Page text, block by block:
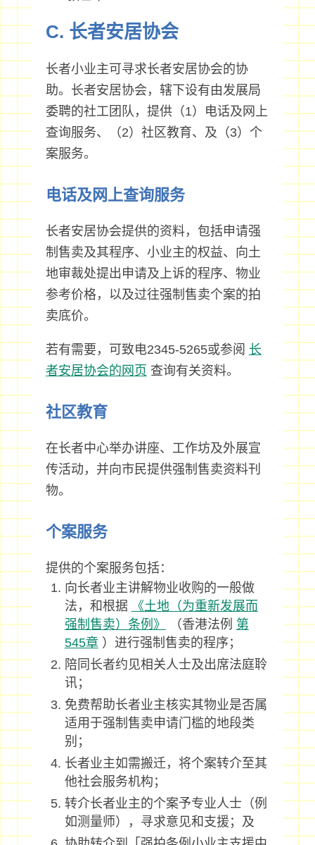
C. 长者安居协会
长者小业主可寻求长者安居协会的协
助。长者安居协会，辖下设有由发展局
委聘的社工团队，提供（1）电话及网上
查询服务、（2）社区教育、及（3）个
案服务。
电话及网上查询服务
长者安居协会提供的资料，包括申请强
制售卖及其程序、小业主的权益、向土
地审裁处提出申请及上诉的程序、物业
参考价格，以及过往强制售卖个案的拍
卖底价。
若有需要，可致电2345-5265或参阅 长
者安居协会的网页 查询有关资料。
社区教育
在长者中心举办讲座、工作坊及外展宣
传活动，并向市民提供强制售卖资料刊
物。
个案服务
提供的个案服务包括：
向长者业主讲解物业收购的一般做
法，和根据
《土地（为重新发展而
强制售卖）条例》
（香港法例 第
545章）进行强制售卖的程序；
陪同长者约见相关人士及出席法庭聆
讯；
免费帮助长者业主核实其物业是否属
适用于强制售卖申请门槛的地段类
别；
长者业主如需搬迁，将个案转介至其
他社会服务机构；
转介长者业主的个案予专业人士（例
如测量师），寻求意见和支援；及